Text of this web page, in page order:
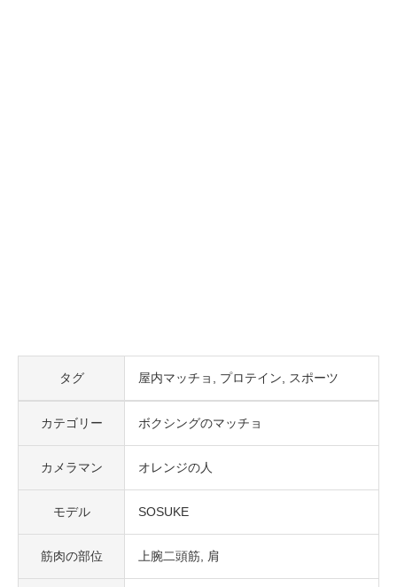
タグ 屋内マッチョ プロテイン スポーツ
カテゴリー ボクシングのマッチョ
カメラマン オレンジの人
モデル SOSUKE
筋肉の部位 上腕二頭筋 肩